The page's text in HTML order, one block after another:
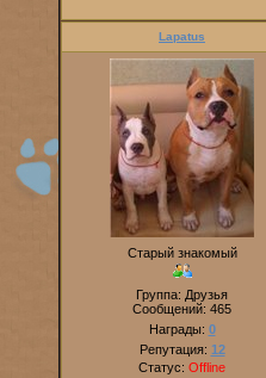
Lapatus
Старый знакомый
Группа: Друзья
Сообщений: 465
Награды: 0
Репутация: 12
Статус: Offline